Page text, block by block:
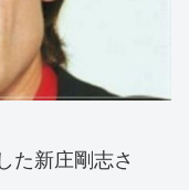
た新庄剛志さ